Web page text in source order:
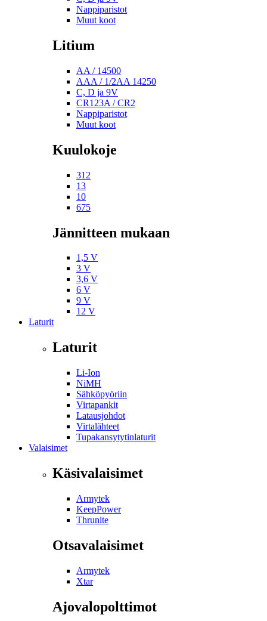
Nappiparistot
Muut koot
Litium
AA / 14500
AAA / 1/2AA 14250
C, D ja 9V
CR123A / CR2
Nappiparistot
Muut koot
Kuulokoje
312
13
10
675
Jännitteen mukaan
1,5 V
3 V
3,6 V
6 V
9 V
12 V
Laturit
Laturit
Li-Ion
NiMH
Sähköpyöriin
Virtapankit
Latausjohdot
Virtalähteet
Tupakansytytinlaturit
Valaisimet
Käsivalaisimet
Armytek
KeepPower
Thrunite
Otsavalaisimet
Armytek
Xtar
Ajovalopolttimot